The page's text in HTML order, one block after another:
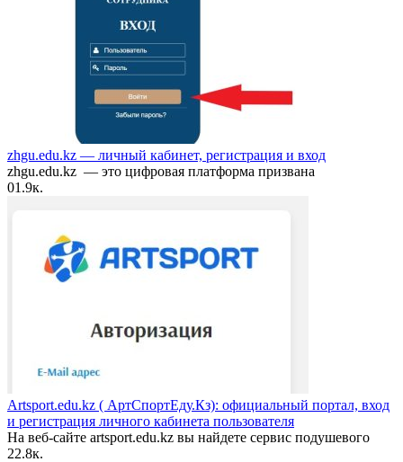
zhgu.edu.kz — личный кабинет, регистрация и вход
zhgu.edu.kz — это цифровая платформа призвана
01.9к.
Artsport.edu.kz ( АртСпортЕду.Кз): официальный портал, вход
и регистрация личного кабинета пользователя
На веб-сайте artsport.edu.kz вы найдете сервис подушевого
22.8к.